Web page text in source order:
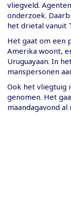
vliegveld.
onderzoek.
het drietal vanuit
Het gaat om een
Amerika woont,
Uruguayaan. In
manspersonen
Ook het vliegtuig
genomen. Het
maandagavond